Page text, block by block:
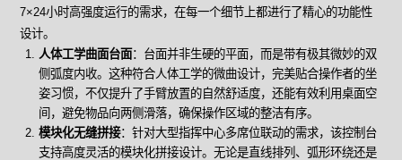
7×24小时高强度运行的需求，在每一个细节上都进行了精心的功能性
设计。
人体工学曲面台面：台面并非生硬的平面，而是带有极其微妙的双
侧弧度内收。这种符合人体工学的微曲设计，完美贴合操作者的坐
姿习惯，不仅提升了手臂放置的自然舒适度，还能有效利用桌面空
间，避免物品向两侧滑落，确保操作区域的整洁有序。
模块化无缝拼接：针对大型指挥中心多席位联动的需求，该控制台
支持高度灵活的模块化拼接设计。无论是直线排列、弧形环绕还是